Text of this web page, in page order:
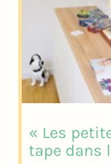
« Les
tape dans